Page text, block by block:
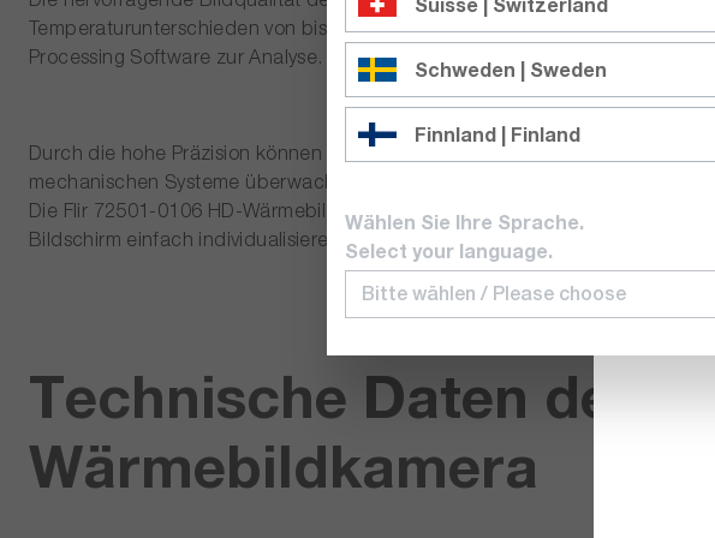
Temperaturunterschieden von bis zu 0,01 °C. Nehmen Sie mit der Flir
Processing Software zur Analyse.
Durch die hohe Präzision können kleinere Temperaturanomalien besser
mechanischen Systeme überwachen können.
Die Flir 72501-0106 HD-Wärmebildkamera verfügt über ein schnell
Bildschirm einfach individualisieren und so die Messung Ihren Wünschen
Technische Daten der
Wärmebildkamera
Schweden | Sweden
Finnland | Finland
Wählen Sie Ihre Sprache.
Select your language.